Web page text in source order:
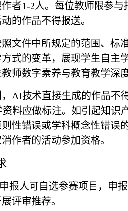
者1-2人。每位教师限参与
的作品不得报送。
照文件中所规定的范围、标
式的变革，展现学生自主
师数字素养与教育教学深度
AI技术直接生成的作品不
料应做标注。如引起知识
性错误或学科概念性错误
作者的活动参加资格。
报人可自选参赛项目，申
评审推荐。